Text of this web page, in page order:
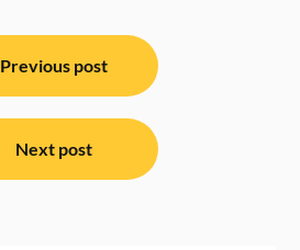
Previous post
Next post